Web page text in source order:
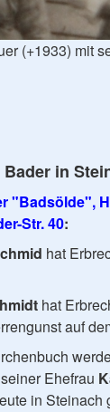
(+1933) mit
in
"Badsölde",
Str. 40:
hat
hat
auf
Ehefrau
in Steinach